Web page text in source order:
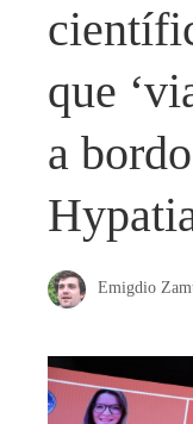
que
a
Emigdio